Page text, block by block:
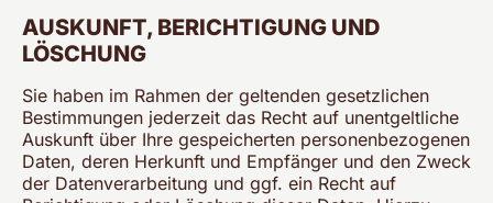
AUSKUNFT, BERICHTIGUNG UND
LÖSCHUNG
Sie haben im Rahmen der geltenden gesetzlichen
Bestimmungen jederzeit das Recht auf unentgeltliche
Auskunft über Ihre gespeicherten personenbezogenen
Daten, deren Herkunft und Empfänger und den Zweck
der Datenverarbeitung und ggf. ein Recht auf